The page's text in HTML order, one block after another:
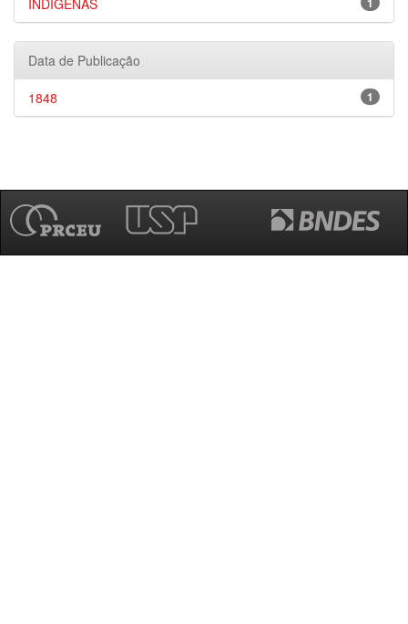
INDÍGENAS
Data de Publicação
1
1848